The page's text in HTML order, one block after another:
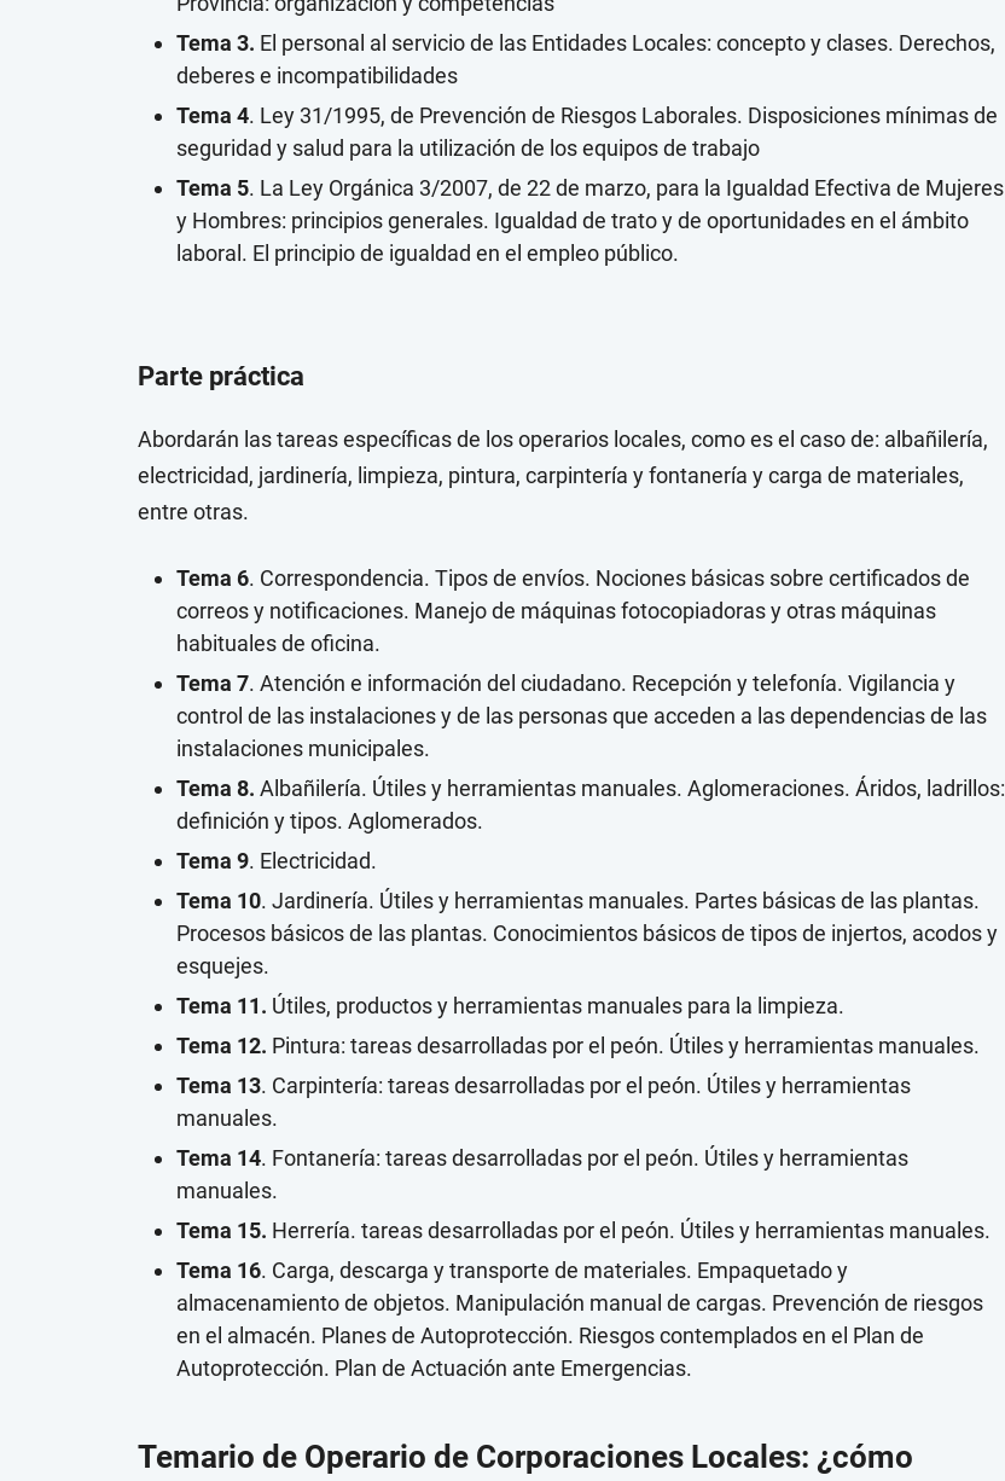
Tema 3. El personal al servicio de las Entidades Locales: concepto y clases. Derechos,
deberes e incompatibilidades
Tema 4. Ley 31/1995, de Prevención de Riesgos Laborales. Disposiciones mínimas de
seguridad y salud para la utilización de los equipos de trabajo
Tema 5. La Ley Orgánica 3/2007, de 22 de marzo, para la Igualdad Efectiva de Mujeres
y Hombres: principios generales. Igualdad de trato y de oportunidades en el ámbito
laboral. El principio de igualdad en el empleo público.
Parte práctica
Abordarán las tareas específicas de los operarios locales, como es el caso de: albañilería,
electricidad, jardinería, limpieza, pintura, carpintería y fontanería y carga de materiales,
entre otras.
Tema 6. Correspondencia. Tipos de envíos. Nociones básicas sobre certificados de
correos y notificaciones. Manejo de máquinas fotocopiadoras y otras máquinas
habituales de oficina.
Tema 7. Atención e información del ciudadano. Recepción y telefonía. Vigilancia y
control de las instalaciones y de las personas que acceden a las dependencias de las
instalaciones municipales.
Tema 8. Albañilería. Útiles y herramientas manuales. Aglomeraciones. Áridos, ladrillos:
definición y tipos. Aglomerados.
Tema 9. Electricidad.
Tema 10. Jardinería. Útiles y herramientas manuales. Partes básicas de las plantas.
Procesos básicos de las plantas. Conocimientos básicos de tipos de injertos, acodos y
esquejes.
Tema 11. Útiles, productos y herramientas manuales para la limpieza.
Tema 12. Pintura: tareas desarrolladas por el peón. Útiles y herramientas manuales.
Tema 13. Carpintería: tareas desarrolladas por el peón. Útiles y herramientas
manuales.
Tema 14. Fontanería: tareas desarrolladas por el peón. Útiles y herramientas
manuales.
Tema 15. Herrería. tareas desarrolladas por el peón. Útiles y herramientas manuales.
Tema 16. Carga, descarga y transporte de materiales. Empaquetado y
almacenamiento de objetos. Manipulación manual de cargas. Prevención de riesgos
en el almacén. Planes de Autoprotección. Riesgos contemplados en el Plan de
Autoprotección. Plan de Actuación ante Emergencias.
Temario de Operario de Corporaciones Locales: ¿cómo